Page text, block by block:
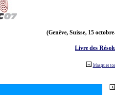
(Genève, Suisse, 15
Livre des
Masquer